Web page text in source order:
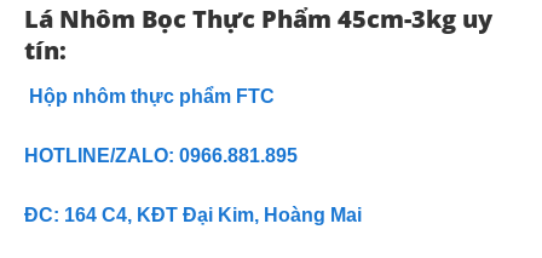
Lá Nhôm Bọc Thực Phẩm 45cm-3kg uy
tín:
Hộp nhôm thực phẩm FTC
HOTLINE/ZALO: 0966.881.895
ĐC: 164 C4, KĐT Đại Kim, Hoàng Mai